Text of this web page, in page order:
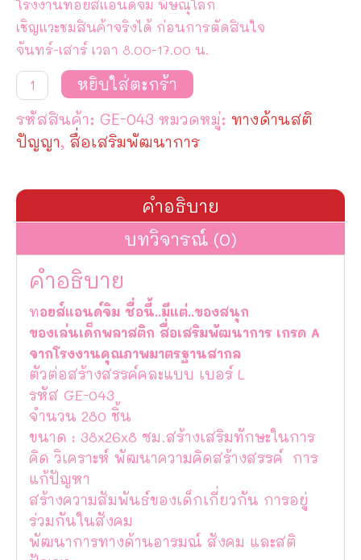
โรงงานทอยส์แอนด์จิม พิษณุโลก
เชิญแวะชมสินค้าจริงได้ ก่อนการตัดสินใจ
จันทร์-เสาร์ เวลา 8.00-17.00 น.
จำนวน
ตัว
ต่อ
สร้างสรรค์
คละ
แบบ
L
ชิ้น
หยิบใส่ตะกร้า
รหัสสินค้า: GE-043 หมวดหมู่: ทางด้านสติ
ปัญญา, สื่อเสริมพัฒนาการ
คำอธิบาย
บทวิจารณ์ (0)
คำอธิบาย
ทอยส์แอนด์จิม ชื่อนี้..มีแต่..ของสนุก
ของเล่นเด็กพลาสติก สื่อเสริมพัฒนาการ เกรด A
จากโรงงานคุณภาพมาตรฐานสากล
ตัวต่อสร้างสรรค์คละแบบ เบอร์ L
รหัส GE-043
จำนวน 280 ชิ้น
ขนาด : 38x26x8 ซม.สร้างเสริมทักษะในการ
คิด วิเคราะห์ พัฒนาความคิดสร้างสรรค์ การ
แก้ปัญหา
สร้างความสัมพันธ์ของเด็กเกี่ยวกัน การอยู่
ร่วมกันในสังคม
พัฒนาการทางด้านอารมณ์ สังคม และสติ